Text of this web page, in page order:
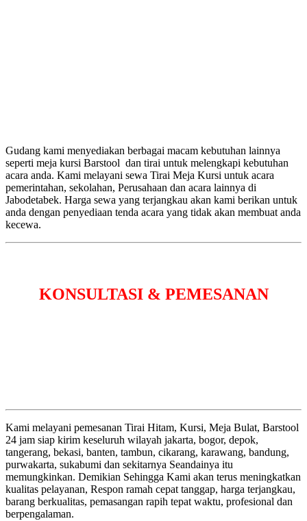
Gudang kami menyediakan berbagai macam kebutuhan lainnya
seperti meja kursi Barstool dan tirai untuk melengkapi kebutuhan
acara anda. Kami melayani sewa Tirai Meja Kursi untuk acara
pemerintahan, sekolahan, Perusahaan dan acara lainnya di
Jabodetabek. Harga sewa yang terjangkau akan kami berikan untuk
anda dengan penyediaan tenda acara yang tidak akan membuat anda
kecewa.
KONSULTASI & PEMESANAN
Kami melayani pemesanan Tirai Hitam, Kursi, Meja Bulat, Barstool
24 jam siap kirim keseluruh wilayah jakarta, bogor, depok,
tangerang, bekasi, banten, tambun, cikarang, karawang, bandung,
purwakarta, sukabumi dan sekitarnya Seandainya itu
memungkinkan. Demikian Sehingga Kami akan terus meningkatkan
kualitas pelayanan, Respon ramah cepat tanggap, harga terjangkau,
barang berkualitas, pemasangan rapih tepat waktu, profesional dan
berpengalaman.